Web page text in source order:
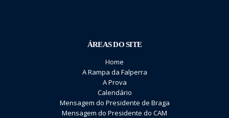
ÁREAS DO SITE
Home
A Rampa da Falperra
A Prova
Calendário
Mensagem do Presidente de Braga
Mensagem do Presidente do CAM